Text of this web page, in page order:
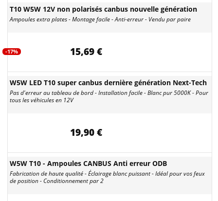
T10 W5W 12V non polarisés canbus nouvelle génération
Ampoules extra plates - Montage facile - Anti-erreur - Vendu par paire
-17% 15,69 €
W5W LED T10 super canbus dernière génération Next-Tech
Pas d'erreur au tableau de bord - Installation facile - Blanc pur 5000K - Pour
tous les véhicules en 12V
19,90 €
W5W T10 - Ampoules CANBUS Anti erreur ODB
Fabrication de haute qualité - Éclairage blanc puissant - Idéal pour vos feux
de position - Conditionnement par 2